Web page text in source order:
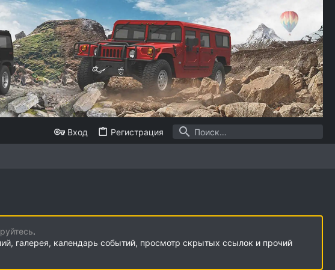
Вход Регистрация
.
галерея, календарь событий, просмотр скрытых ссылок и прочий